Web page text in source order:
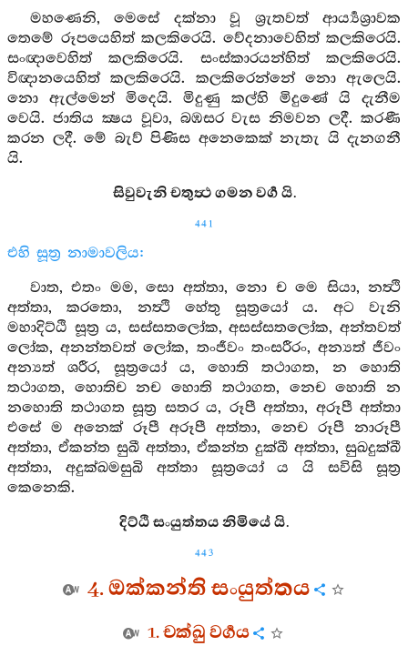
මහණෙනි, මෙසේ දක්නා වූ ශ්‍රැතවත් ආර්‍ය්‍යශ්‍රාවක
තෙමේ රූපයෙහිත් කලකිරෙයි. වේදනාවෙහිත් කලකිරෙයි.
සංඥාවෙහිත් කලකිරෙයි. සංස්කාරයන්හිත් කලකිරෙයි.
විඥානයෙහිත් කලකිරෙයි. කලකිරෙන්නේ නො ඇලෙයි.
නො ඇල්මෙන් මිදෙයි. මිදුණු කල්හි මිදුණේ යි දැනීම
වෙයි. ජාතිය ක්‍ෂය වූවා, බඹසර වැස නිමවන ලදී. කරණී
කරන ලදී. මේ බැව් පිණිස අනෙකෙක් නැතැ යි දැනගනී
යි.
සිවුවැනි චතුත්‍ථ ගමන වර්‍ග යි.
441
එහි සූත්‍ර නාමාවලිය:
වාත, එතං මම, සො අත්තා, නො ච මෙ සියා, නත්‍ථි
අත්තා, කරතො, නත්‍ථි හේතු සූත්‍රයෝ ය. අට වැනි
මහාදිට්ඨි සූත්‍ර ය, සස්සතලෝක, අසස්සතලෝක, අන්තවත්
ලෝක, අනන්තවත් ලෝක, තංජීවං තංසරීරං, අන්‍යත් ජීවං
අන්‍යත් ශරීර, සූත්‍රයෝ ය, හොති තථාගත, න හොති
තථාගත, හොතිච නච හොති තථාගත, නෙච හොති න
නහොති තථාගත සූත්‍ර සතර ය, රූපී අත්තා, අරූපී අත්තා
එසේ ම අනෙක් රූපී අරූපී අත්තා, නෙච රූපී නාරූපී
අත්තා, ඒකන්ත සුඛී අත්තා, ඒකන්ත දුක්ඛී අත්තා, සුඛදුක්ඛී
අත්තා, අදුක්ඛමසුඛි අත්තා සූත්‍රයෝ ය යි සවිසි සූත්‍ර
කෙනෙකි.
දිට්ඨි සංයුත්තය නිමියේ යි.
443
4. ඔක්කන්ති සංයුත්තය
1. චක්ඛු වර්‍ගය